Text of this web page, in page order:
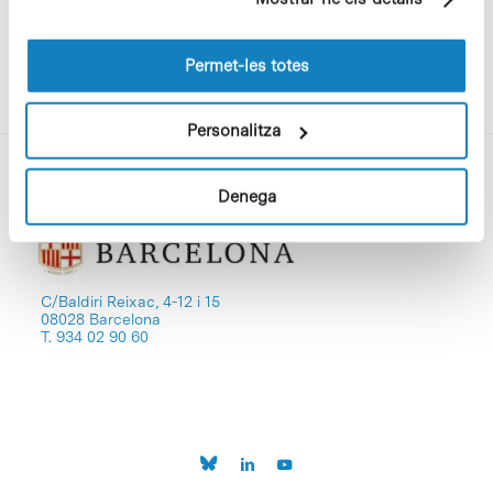
pàgines visitades). Per a obtenir més informació sobre
les cookies pot consultar laPolítica de cookiesdel
Permet-les totes
Personalitza
Denega
C/Baldiri Reixac, 4-12 i 15
08028 Barcelona
T. 934 02 90 60